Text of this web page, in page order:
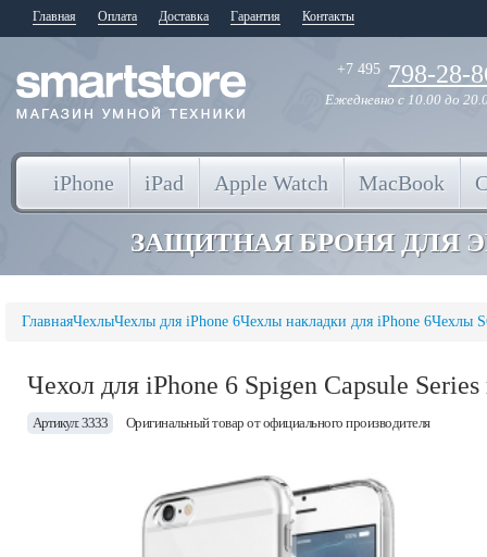
Главная Оплата Доставка Гарантия Контакты
+7 495 798-28-
Ежедневно с 10.00 до
iPhone iPad Apple Watch MacBook
ЗАЩИТНАЯ БРОНЯ ДЛЯ
ГлавнаяЧехлыЧехлы для iPhone 6Чехлы накладки для iPhone 6Чехлы
Чехол для iPhone 6 Spigen Capsule
Артикул: 3333 Оригинальный товар от официального производителя